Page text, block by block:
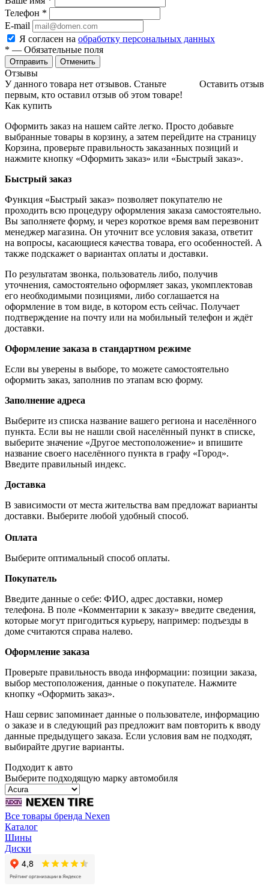
Телефон *
E-mail
Я согласен на обработку персональных данных
* — Обязательные поля
Отменить
Отзывы
Оставить отзыв
У данного товара нет отзывов. Станьте
первым, кто оставил отзыв об этом товаре!
Как купить
Оформить заказ на нашем сайте легко. Просто добавьте
выбранные товары в корзину, а затем перейдите на страницу
Корзина, проверьте правильность заказанных позиций и
нажмите кнопку «Оформить заказ» или «Быстрый заказ».
Быстрый заказ
Функция «Быстрый заказ» позволяет покупателю не
проходить всю процедуру оформления заказа самостоятельно.
Вы заполняете форму, и через короткое время вам перезвонит
менеджер магазина. Он уточнит все условия заказа, ответит
на вопросы, касающиеся качества товара, его особенностей. А
также подскажет о вариантах оплаты и доставки.
По результатам звонка, пользователь либо, получив
уточнения, самостоятельно оформляет заказ, укомплектовав
его необходимыми позициями, либо соглашается на
оформление в том виде, в котором есть сейчас. Получает
подтверждение на почту или на мобильный телефон и ждёт
доставки.
Оформление заказа в стандартном режиме
Если вы уверены в выборе, то можете самостоятельно
оформить заказ, заполнив по этапам всю форму.
Заполнение адреса
Выберите из списка название вашего региона и населённого
пункта. Если вы не нашли свой населённый пункт в списке,
выберите значение «Другое местоположение» и впишите
название своего населённого пункта в графу «Город».
Введите правильный индекс.
Доставка
В зависимости от места жительства вам предложат варианты
доставки. Выберите любой удобный способ.
Оплата
Выберите оптимальный способ оплаты.
Покупатель
Введите данные о себе: ФИО, адрес доставки, номер
телефона. В поле «Комментарии к заказу» введите сведения,
которые могут пригодиться курьеру, например: подъезды в
доме считаются справа налево.
Оформление заказа
Проверьте правильность ввода информации: позиции заказа,
выбор местоположения, данные о покупателе. Нажмите
кнопку «Оформить заказ».
Наш сервис запоминает данные о пользователе, информацию
о заказе и в следующий раз предложит вам повторить к вводу
данные предыдущего заказа. Если условия вам не подходят,
выбирайте другие варианты.
Подходит к авто
Выберите подходящую марку автомобиля
Все товары бренда Nexen
Каталог
Шины
Диски